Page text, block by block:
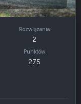
Rozwiązania
2
Punktów
275